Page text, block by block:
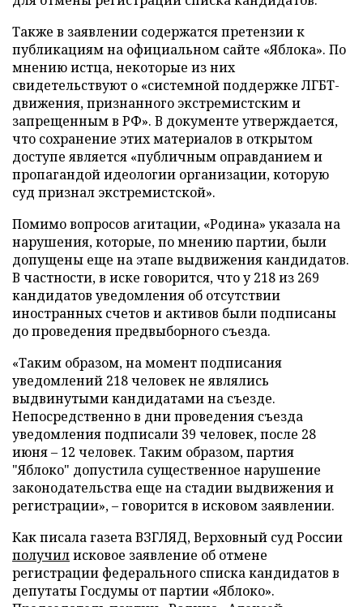
Также в заявлении содержатся претензии к
публикациям на официальном сайте «Яблока». По
мнению истца, некоторые из них
свидетельствуют о «системной поддержке ЛГБТ-
движения, признанного экстремистским и
запрещенным в РФ». В документе утверждается,
что сохранение этих материалов в открытом
доступе является «публичным оправданием и
пропагандой идеологии организации, которую
суд признал экстремистской».
Помимо вопросов агитации, «Родина» указала на
нарушения, которые, по мнению партии, были
допущены еще на этапе выдвижения кандидатов.
В частности, в иске говорится, что у 218 из 269
кандидатов уведомления об отсутствии
иностранных счетов и активов были подписаны
до проведения предвыборного съезда.
«Таким образом, на момент подписания
уведомлений 218 человек не являлись
выдвинутыми кандидатами на съезде.
Непосредственно в дни проведения съезда
уведомления подписали 39 человек, после 28
июня – 12 человек. Таким образом, партия
"Яблоко" допустила существенное нарушение
законодательства еще на стадии выдвижения и
регистрации», – говорится в исковом заявлении.
Как писала газета ВЗГЛЯД, Верховный суд России
получилисковое заявление об отмене
регистрации федерального списка кандидатов в
депутаты Госдумы от партии «Яблоко».